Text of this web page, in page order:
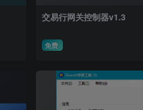
交易行网关控制器v1.3
免费